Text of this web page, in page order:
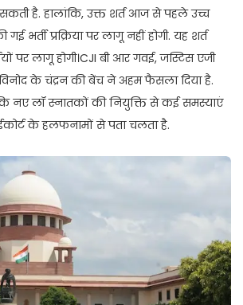
सकती है. हालांकि, उक्त शर्त आज से पहले उच्च
गई भर्ती प्रक्रिया पर लागू नहीं होगी. यह शर्त
पर लागू होगी।CJI बी आर गवई, जस्टिस एजी
के चंद्रन की बेंच ने अहम फैसला दिया है.
नए लॉ स्नातकों की नियुक्ति से कई समस्याएं
के हलफनामों से पता चलता है.